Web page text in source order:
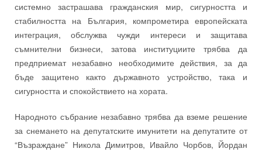
системно застрашава гражданския мир, сигурността и
стабилността на България, компрометира европейската
интеграция, обслужва чужди интереси и защитава
съмнителни бизнеси, затова институциите трябва да
предприемат незабавно необходимите действия, за да
бъде защитено както държавното устройство, така и
сигурността и спокойствието на хората.
Народното събрание незабавно трябва да вземе решение
за снемането на депутатските имунитети на депутатите от
“Възраждане” Никола Димитров, Ивайло Чорбов, Йордан